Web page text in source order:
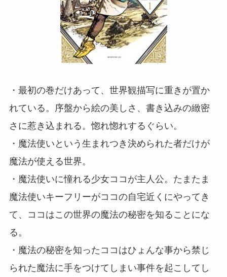
・最初の巻だけあって、世界観描写に重きが置か
れている。序盤から絵の美しさ、書き込みの緻密
さに惹き込まれる。惚れ惚れするぐらい。
・魔法使いという生まれつき決められた者だけが
魔法が使える世界。
・魔法使いに憧れる少女ココが主人公。たまたま
魔法使いキーフリーがココの自宅近くにやってき
て、ココはこの世界の魔法の秘密を知ることにな
る。
・魔法の秘密を知ったココはひょんな事から禁じ
られた魔法に手をつけてしまい事件を起こしてし